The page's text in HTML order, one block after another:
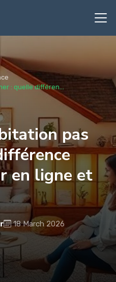
: quelle différen...
pas
en ligne et
18 March 2026